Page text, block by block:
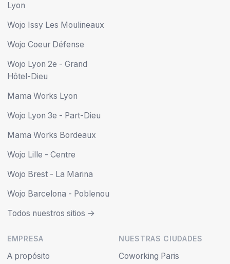
Lyon
Wojo Issy Les Moulineaux
Wojo Coeur Défense
Wojo Lyon 2e - Grand
Hôtel-Dieu
Mama Works Lyon
Wojo Lyon 3e - Part-Dieu
Mama Works Bordeaux
Wojo Lille - Centre
Wojo Brest - La Marina
Wojo Barcelona - Poblenou
Todos nuestros sitios ->
EMPRESA
A propósito
NUESTRAS CIUDADES
Coworking Paris